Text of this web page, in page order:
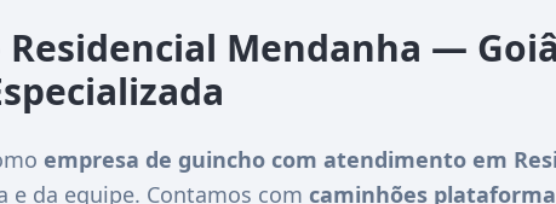
Mendanha —
empresa de guincho com atendimento em
e da equipe. Contamos com caminhões